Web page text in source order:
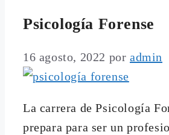
Psicología Forense
16 agosto, 2022 poradmin
La carrera de Psicología
prepara para ser un